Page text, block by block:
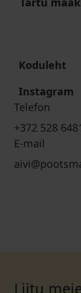
Koduleht
Instagram
Telefon
+372 528 6481
E-mail
Liitu